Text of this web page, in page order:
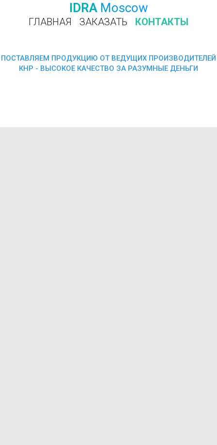
IDRA Moscow
ГЛАВНАЯ ЗАКАЗАТЬ КОНТАКТЫ
ПОСТАВЛЯЕМ ПРОДУКЦИЮ ОТ ВЕДУЩИХ ПРОИЗВОДИТЕЛЕЙ
КНР - ВЫСОКОЕ КАЧЕСТВО ЗА РАЗУМНЫЕ ДЕНЬГИ